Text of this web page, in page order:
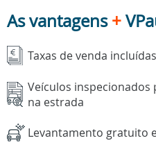
As vantagens+
Taxas de venda incluídas
Veículos
na estrada
Levantamento gratuito